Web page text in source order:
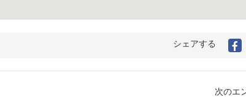
シェアする
次のエ